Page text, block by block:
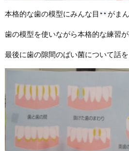
本格的な歯の模型にみんな目 がま
歯の模型を使いながら本格的な練習
最後に歯の隙間のばい菌について話を